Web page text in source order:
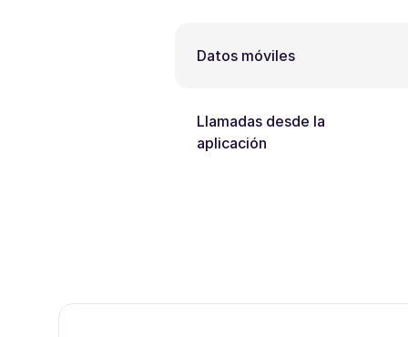
Datos móviles
Llamadas desde la
aplicación